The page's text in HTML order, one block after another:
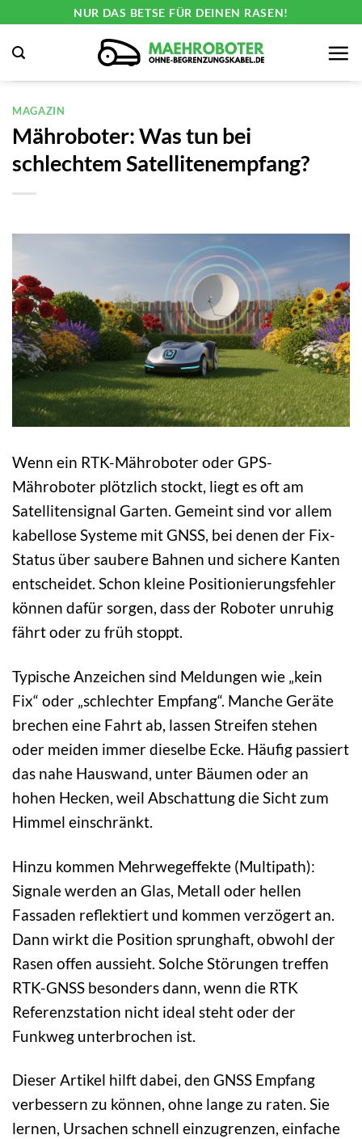
springen
NUR DAS BETSE FÜR DEINEN RASEN!
MAGAZIN
Mähroboter: Was tun bei
schlechtem Satellitenempfang?
Wenn ein RTK-Mähroboter oder GPS-
Mähroboter plötzlich stockt, liegt es oft am
Satellitensignal Garten. Gemeint sind vor allem
kabellose Systeme mit GNSS, bei denen der Fix-
Status über saubere Bahnen und sichere Kanten
entscheidet. Schon kleine Positionierungsfehler
können dafür sorgen, dass der Roboter unruhig
fährt oder zu früh stoppt.
Typische Anzeichen sind Meldungen wie „kein
Fix“ oder „schlechter Empfang“. Manche Geräte
brechen eine Fahrt ab, lassen Streifen stehen
oder meiden immer dieselbe Ecke. Häufig passiert
das nahe Hauswand, unter Bäumen oder an
hohen Hecken, weil Abschattung die Sicht zum
Himmel einschränkt.
Hinzu kommen Mehrwegeffekte (Multipath):
Signale werden an Glas, Metall oder hellen
Fassaden reflektiert und kommen verzögert an.
Dann wirkt die Position sprunghaft, obwohl der
Rasen offen aussieht. Solche Störungen treffen
RTK-GNSS besonders dann, wenn die RTK
Referenzstation nicht ideal steht oder der
Funkweg unterbrochen ist.
Dieser Artikel hilft dabei, den GNSS Empfang
verbessern zu können, ohne lange zu raten. Sie
lernen, Ursachen schnell einzugrenzen, einfache